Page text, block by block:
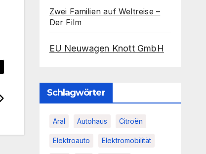
Zwei Familien auf Weltreise –
Der Film
EU Neuwagen Knott GmbH
Schlagwörter
Aral Autohaus Citroën
Elektroauto Elektromobilität